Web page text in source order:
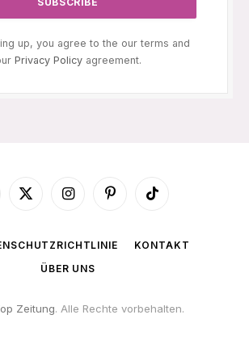
up, you agree to the our terms and
Privacy Policyagreement.
X
InstagramPinterestTikTok
KONTAKT
ÜBER UNS
Zeitung. Alle Rechte vorbehalten.